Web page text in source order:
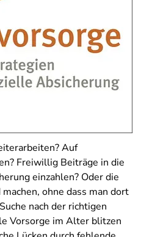
Auf
Freiwillig Beiträge in die
einzahlen? Oder die
ohne dass man dort
nach der richtigen
Vorsorge im Alter blitzen